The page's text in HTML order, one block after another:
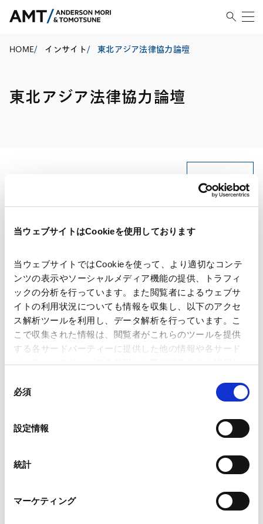
当ウェブサイトはCookieを使用しております
当ウェブサイトではCookieを使って、より適切なコンテ
ンツの表示やソーシャルメディア機能の提供、トラフィ
ックの分析を行っています。また閲覧者によるウェブサ
イトの利用状況についても情報を収集し、以下のアクセ
ス解析ツールを利用し、データ解析を行っています。こ
こで収集された情報は、閲覧者がこれらのツールを提供
する各サードパーティーに提供した他の情報や各サード
パーティーのサービスを使用した際に収集された情報と
ことがあります。
Google Analytics利用規約（
Marketo
外部サイト）
LinkedIn プライバシーポリシー（
必須
設定情報
統計
マーケティング
HOME/ インサイト/ 東北アジア法律協力論壇
東北アジア法律協力論壇
講師 李 加弟 中川 裕茂
開催日時 2009年9月2日
が中国吉林省で開催された「東北アジア法律協力論壇」に
した。当該論壇は、第五回中国吉林・東北アジア投資貿易
国国際投資促進委員会並びに吉林省